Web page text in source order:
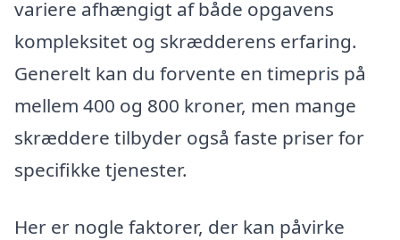
variere afhængigt af både opgavens
kompleksitet og skrædderens erfaring.
Generelt kan du forvente en timepris på
mellem 400 og 800 kroner, men mange
skræddere tilbyder også faste priser for
specifikke tjenester.
Her er nogle faktorer, der kan påvirke